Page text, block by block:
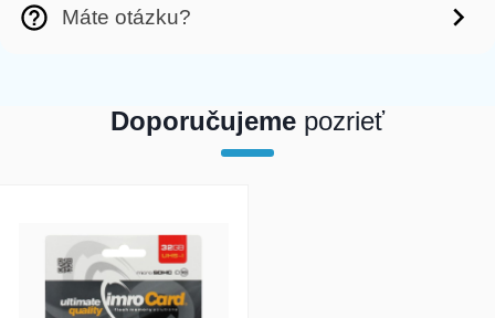
Máte otázku?
Doporučujeme pozrieť